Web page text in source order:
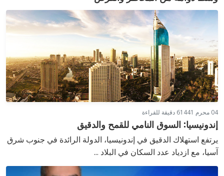
04 محرم 1441 6 دقيقة للقراءة
إندونيسيا: السوق النامي للقمح والدقيق
يرتفع استهلاك الدقيق في إندونيسيا، الدولة الرائدة في جنوب شرق
آسيا، مع ازدياد عدد السكان في البلاد ...